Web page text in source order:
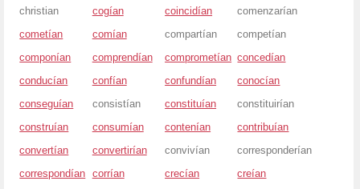
christian
cogían coincidían
comenzarían
cometían
comían compartían
competían
componían
comprendían comprometían concedían
conducían
confían confundían
conocían
conseguían
consistían constituían
constituirían
construían
consumían contenían
contribuían
convertían
convertirían convivían
corresponderían
correspondían corrían crecían
creían